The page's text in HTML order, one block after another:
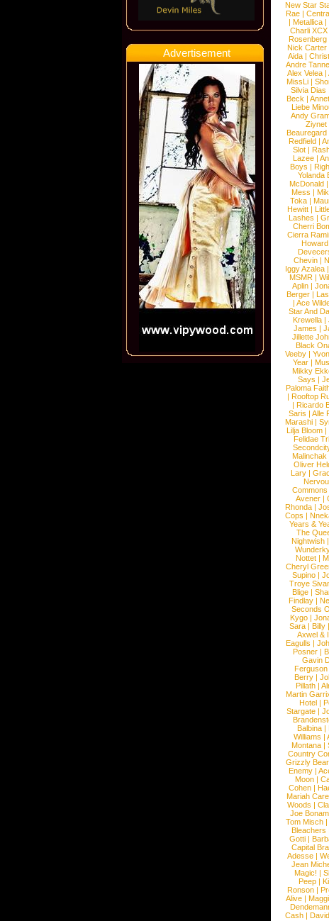
Advertisement
New Star
Rae|
| Metallica |
Charli XCX
Rosenberg
Nick Carter
Aida|
Andre
Alex Velea |
MissLi |
Silvia Dias
Beck |
Liebe
Andy
Ziynet
Beauregard
Redfield |
Slot |
Lazee |
Boys |
Yolanda
McDonald|
Mess |
Toka |
Hewitt|
Lashes |
Cherri
Cierra
Howard
Chevin|
Iggy Azalea |
MSMR|
Aplin |
Berger|
| Ace
Star And
Krewella |
James |
Jillette
Black
Veeby |
Year|
Mikky
Says |
Paloma
| Rooftop
| Ricardo
Saris | Alle
Marashi |
Lilja Bloom |
Felidae
Malinchak
Oliver
Lary |
Commons
Avener |
Rhonda |
Cops |
Years &
The
Nightwish|
Nottet|
Cheryl
Supino|
Troye
Blige |
Findlay|
Seconds
Kygo|
Sara| Billy|
Axwel &
Eagulls |
Posner|
Gavin
Ferguson
Berry |
Pillath|
Martin
Hotel |
Stargate|
Balbina |
Williams |
Montana|
Country
Grizzly Bear
Enemy |
Moon|
Cohen|
Mariah
Woods |
Joe
Tom Misch|
Bleachers
Gotti|
Capital Bra
Adesse|
Jean
Magic! |
Peep|
Ronson|
Alive|
Cash |